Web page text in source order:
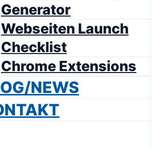
Generator
Webseiten Launch
Checklist
Chrome Extensions
NEWS